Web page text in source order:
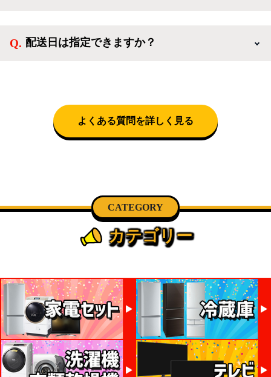
神奈川・千葉)において自社配送を選択いただくこと
配送日は指定できますか？
話にて日時決定に関するご連絡をさせて頂きます。
よくある質問を詳しく見る
CATEGORY
カテゴリー